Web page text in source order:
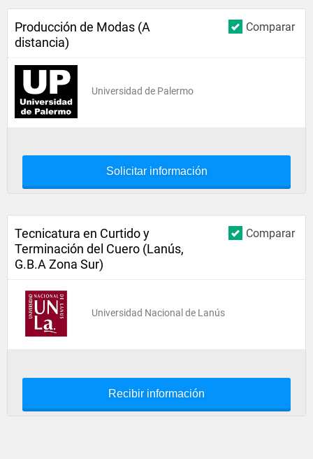
Comparar
Producción de Modas (A
distancia)
Universidad de Palermo
Solicitar información
Comparar
Tecnicatura en Curtido y
Terminación del Cuero (Lanús,
G.B.A Zona Sur)
Universidad Nacional de Lanús
Recibir información